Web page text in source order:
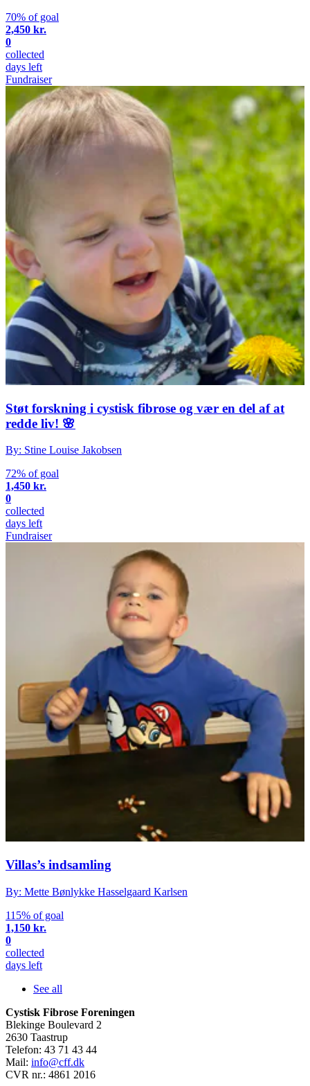
70% of goal
2,450 kr.
0
collected
days left
Fundraiser
Støt forskning i cystisk fibrose og vær en del af at
redde liv! 🌸
By: Stine Louise Jakobsen
72% of goal
1,450 kr.
0
collected
days left
Fundraiser
Villas’s indsamling
By: Mette Bønlykke Hasselgaard Karlsen
115% of goal
1,150 kr.
0
collected
days left
See all
Cystisk Fibrose Foreningen
Blekinge Boulevard 2
2630 Taastrup
Telefon: 43 71 43 44
Mail: info@cff.dk
CVR nr.: 4861 2016